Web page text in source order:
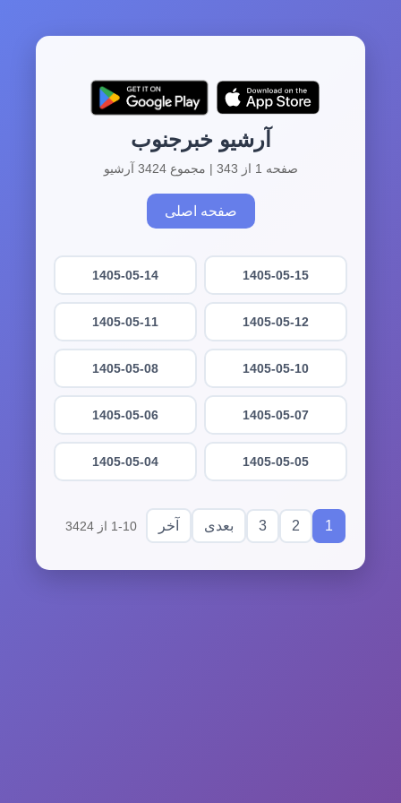
آرشیو خبرجنوب
صفحه 1 از 343 | مجموع 3424 آرشیو
صفحه اصلی
1405-05-15
1405-05-14
1405-05-12
1405-05-11
1405-05-10
1405-05-08
1405-05-07
1405-05-06
1405-05-05
1405-05-04
1
2
3 بعدی آخر 1-10 از 3424